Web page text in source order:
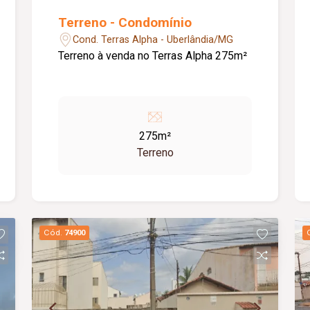
Terreno - Condomínio
Cond. Terras Alpha - Uberlândia/MG
Terreno à venda no Terras Alpha 275m²
275m²
Terreno
Cód. 74900